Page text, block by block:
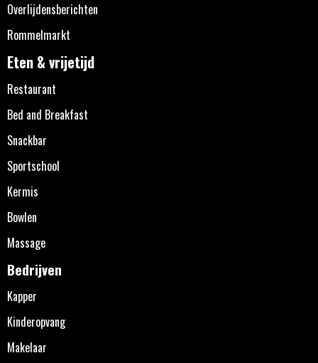
Overlijdensberichten
Rommelmarkt
Eten & vrijetijd
Restaurant
Bed and Breakfast
Snackbar
Sportschool
Kermis
Bowlen
Massage
Bedrijven
Kapper
Kinderopvang
Makelaar